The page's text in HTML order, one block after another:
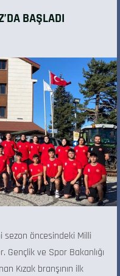
BAŞLADI
sezon öncesindeki Milli
ve Spor Bakanlığı
Kızak branşının ilk